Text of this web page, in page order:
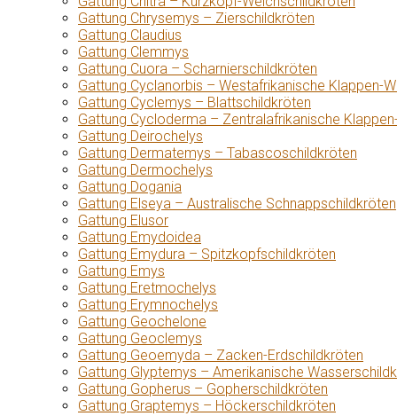
Gattung Chrysemys – Zierschildkröten
Gattung Claudius
Gattung Clemmys
Gattung Cuora – Scharnierschildkröten
Gattung Cyclanorbis – Westafrikanische Klappen-
Gattung Cyclemys – Blattschildkröten
Gattung Cycloderma – Zentralafrikanische
Gattung Deirochelys
Gattung Dermatemys – Tabascoschildkröten
Gattung Dermochelys
Gattung Dogania
Gattung Elseya – Australische Schnappschildkröten
Gattung Elusor
Gattung Emydoidea
Gattung Emydura – Spitzkopfschildkröten
Gattung Emys
Gattung Eretmochelys
Gattung Erymnochelys
Gattung Geochelone
Gattung Geoclemys
Gattung Geoemyda – Zacken-Erdschildkröten
Gattung Glyptemys – Amerikanische
Gattung Gopherus – Gopherschildkröten
Gattung Graptemys – Höckerschildkröten